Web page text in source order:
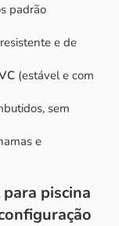
padrão
e de
(estável e com
sem
e
piscina